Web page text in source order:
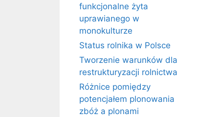
funkcjonalne żyta
uprawianego w
monokulturze
Status rolnika w Polsce
Tworzenie warunków dla
restrukturyzacji rolnictwa
Różnice pomiędzy
potencjałem plonowania
zbóż a plonami